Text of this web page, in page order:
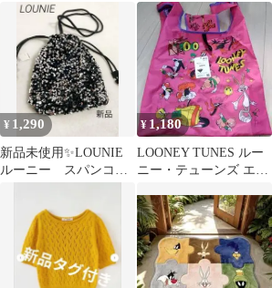
ン ブラック 40
¥ 1,290
新品未使用✨LOUNIE
ルーニー スパンコー
¥ 1,180
LOONEY TUNES ルー
ニー・テューンズ エコ